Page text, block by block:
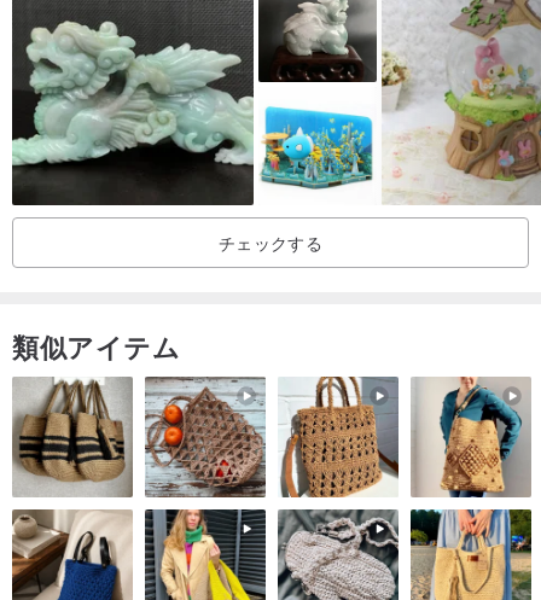
して使うことができます。 Aogang の機能は自分で検索できます。
☆Fairy Star Studioの商品は、2人のアーティストが手作業で製作
し、一般的な金属素材に加えて、特殊なハードウェア素材を組み合
わせてアレンジし、ユニークで個性的なアート作品をデザインしま
す.アート作品を鑑賞する良い気分。
★収集・メンテナンスに関する注意事項：
ほこりが付着した場合は、乾いた布でふくか、水で洗い流してから
★現物商品は最短1~2日で発送致します カスタム商品の場合は3~7
日お待ちください ハンドメイド商品のため焦らず丁寧に仕上げてお
ります。緊急の必要性、スポット製品を選択できます。
★一点一点、作家さんの手作りのため、手仕事感があり、完璧では
ない場合があります（避けられない微細な気泡の跡がある場合があ
ります）が、ひとつひとつ真心を込めて作っているので、唯一無二
の絶妙な作品です。 、ギフトや自己所有に最適です。
★手作りのため、ご注文内容が全く同じでなくても、多少の誤差は
チェックする
類似アイテム